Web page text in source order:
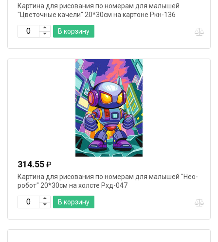
Картина для рисования по номерам для малышей
"Цветочные качели" 20*30см на картоне Ркн-136
В корзину
314.55 ₽
Картина для рисования по номерам для малышей "Нео-
робот" 20*30см на холсте Рхд-047
В корзину